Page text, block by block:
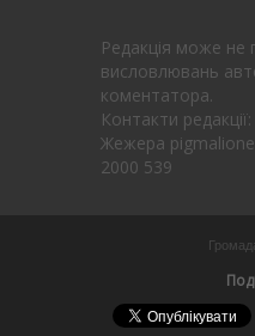
Редакція може не
висловлювань
коментатора.
Контакти
Жежера
2000 539